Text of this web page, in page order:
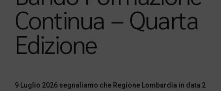
Continua – Quarta
Edizione
9 Luglio 2026 segnaliamo che Regione Lombardia in data 2